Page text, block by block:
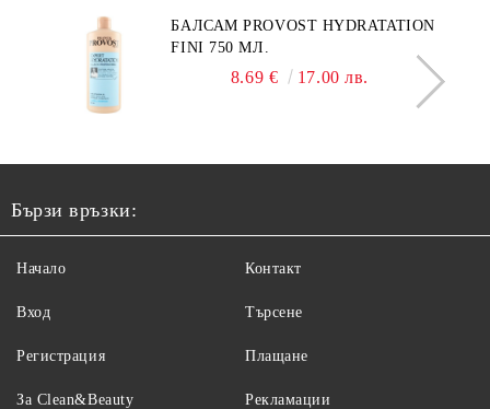
БАЛСАМ PROVOST HYDRATATION
FINI 750 МЛ.
8.69 € 17.00 лв.
Бързи връзки:
Начало
Вход
Регистрация
За Clean&Beauty
Контакт
Търсене
Плащане
Рекламации